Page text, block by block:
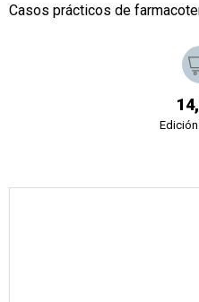
Casos prácticos de